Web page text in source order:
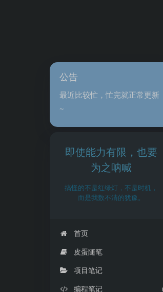
公告
最近比较忙，忙完就正常更新
~
即使能力有限，也要
为之呐喊
搞怪的不是红绿灯，不是时机，
而是我数不清的犹豫。
首页
皮蛋随笔
项目笔记
编程笔记